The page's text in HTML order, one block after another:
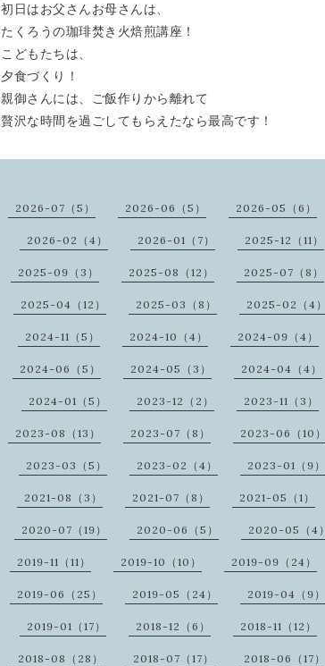
初日はお父さんお母さんは、
たくろうの珈琲焚き火焙煎講座！
こどもたちは、
夕食づくり！
親御さんには、ご飯作りから離れて
贅沢な時間を過ごしてもらえたなら最高です！
2026-07（5） 2026-06（5） 2026-05（6）
2026-02（4） 2026-01（7） 2025-12（11）
2025-09（3） 2025-08（12） 2025-07（8）
2025-04（12） 2025-03（8） 2025-02（4）
2024-11（5） 2024-10（4） 2024-09（4）
2024-06（5） 2024-05（3） 2024-04（4）
2024-01（5） 2023-12（2） 2023-11（3）
2023-08（13） 2023-07（8） 2023-06（10）
2023-03（5） 2023-02（4） 2023-01（9）
2021-08（3） 2021-07（8） 2021-05（1）
2020-07（19） 2020-06（5） 2020-05（4）
2019-11（11） 2019-10（10） 2019-09（24）
2019-06（25） 2019-05（24） 2019-04（9）
2019-01（17） 2018-12（6） 2018-11（12）
2018-08（28） 2018-07（17） 2018-06（17）